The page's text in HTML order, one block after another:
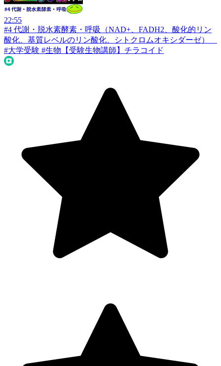
22:55
#4 代謝・脱水素酵素・呼吸（NAD+、FADH2、酸化的リン
酸化、基質レベルのリン酸化、シトクロムオキシダーゼ）
#大学受験 #生物 【受験生物講師】チラコイド